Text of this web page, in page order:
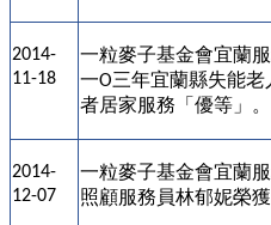
2014-
11-18
一粒麥子基金會宜蘭
一O三年宜蘭縣失能老
者居家服務「優等」。
2014-
12-07
一粒麥子基金會宜蘭
照顧服務員林郁妮榮獲